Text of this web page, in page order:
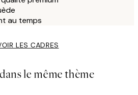
au temps
LES CADRES
le même thème